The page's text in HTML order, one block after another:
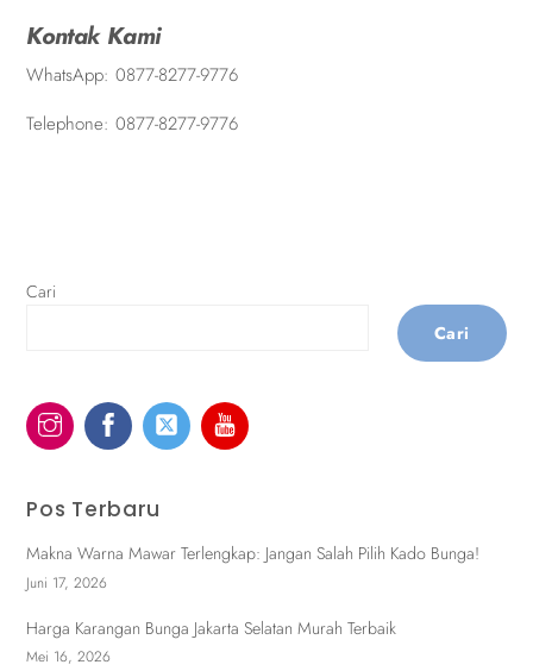
Kontak Kami
WhatsApp:0877-8277-9776
Telephone:0877-8277-9776
Cari
Cari
Pos Terbaru
Makna Warna Mawar Terlengkap: Jangan Salah Pilih Kado Bunga!
Juni 17, 2026
Harga Karangan Bunga Jakarta Selatan Murah Terbaik
Mei 16, 2026